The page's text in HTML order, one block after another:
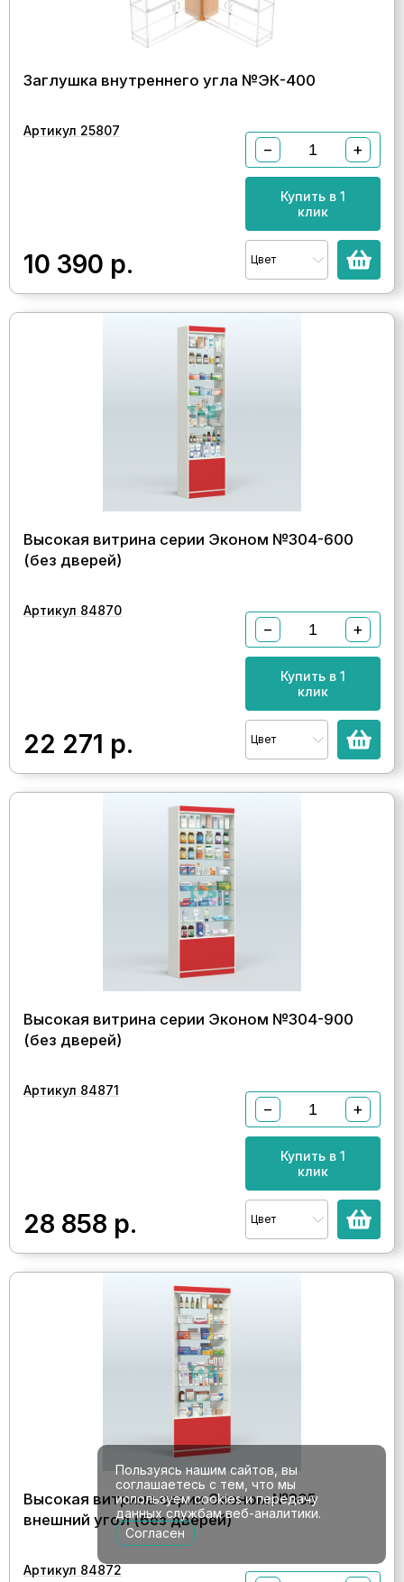
Заглушка внутреннего угла №ЭК-400
Артикул 25807
10 390 р.
− +
Купить в 1
клик
Цвет
Высокая витрина серии Эконом №304-600
(без дверей)
Артикул 84870
22 271 р.
− +
Купить в 1
клик
Цвет
Высокая витрина серии Эконом №304-900
(без дверей)
Артикул 84871
28 858 р.
− +
Купить в 1
клик
Цвет
Высокая витрина серии Эконом №305
внешний угол (без дверей)
Артикул 84872
Пользуясь нашим сайтов, вы
соглашаетесь с тем, что мы
используем cookies и передачу
данных службам веб-аналитики.
Согласен